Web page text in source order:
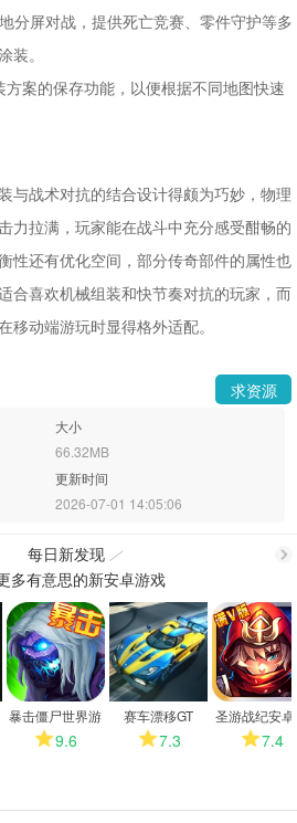
分屏对战，提供死亡竞赛、零件守护等多
。
案的保存功能，以便根据不同地图快速
与战术对抗的结合设计得颇为巧妙，物理
力拉满，玩家能在战斗中充分感受酣畅的
性还有优化空间，部分传奇部件的属性也
合喜欢机械组装和快节奏对抗的玩家，而
移动端游玩时显得格外适配。
求资源
大小
66.32MB
更新时间
2026-07-01 14:05:06
每日新发现
更
多
多有意思的新安卓游戏
暴击僵尸世界游
戏安卓版
9.6
赛车漂移GT
7.3
圣游战纪安
7.4